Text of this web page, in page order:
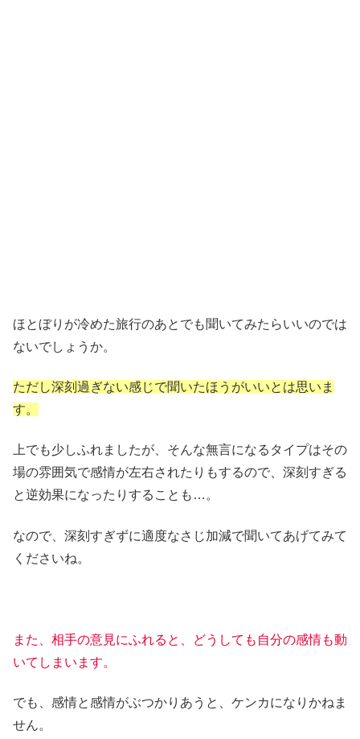
ほとぼりが冷めた旅行のあとでも聞いてみたらいいのでは
ないでしょうか。
ただし深刻過ぎない感じで聞いたほうがいいとは思いま
す。
上でも少しふれましたが、そんな無言になるタイプはその
場の雰囲気で感情が左右されたりもするので、深刻すぎる
と逆効果になったりすることも…。
なので、深刻すぎずに適度なさじ加減で聞いてあげてみて
くださいね。
また、相手の意見にふれると、どうしても自分の感情も動
いてしまいます。
でも、感情と感情がぶつかりあうと、ケンカになりかねま
せん。